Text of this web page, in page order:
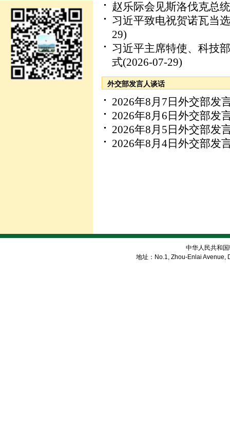
赵乐际会见斯洛伐克总
习近平致电祝贺诺瓦当
29)
习近平主席特使、科技
式(2026-07-29)
外交部发言人谈话
2026年8月7日外交部发
2026年8月6日外交部发
2026年8月5日外交部发
2026年8月4日外交部发
中华人民共和
地址：No.1, Zhou-Enlai Avenue,